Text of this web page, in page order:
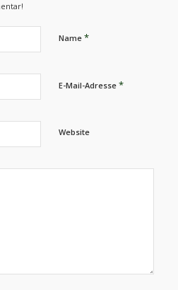
Name *
E-Mail-Adresse *
Website